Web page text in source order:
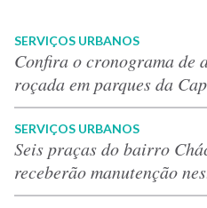
SERVIÇOS URBANOS
Confira o cronograma de
roçada em parques da
SERVIÇOS URBANOS
Seis praças do bairro
receberão manutenção